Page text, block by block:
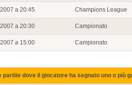
a 20:45 Champions League
a 20:30 Campionato
a 15:00 Campionato
partite dove il giocatore ha segnato uno o più